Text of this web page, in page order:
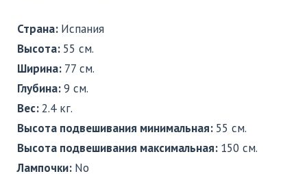
Страна: Испания
Высота: 55 см.
Ширина: 77 см.
Глубина:9 см.
Вес:2.4 кг.
Высота подвешивания минимальная: 55 см.
Высота подвешивания максимальная: 150 см.
Лампочки: No